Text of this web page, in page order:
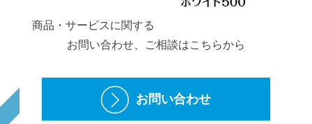
商品・サービスに関する
お問い合わせ、ご相談はこちらから
お問い合わせ